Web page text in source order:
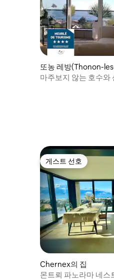
또농 레방(Thonon-
의 콘도미니엄
마주보지 않는 호수와
게스트 선호
게스트 선호
Chernex의 집
몬트뢰 파노라마 네스